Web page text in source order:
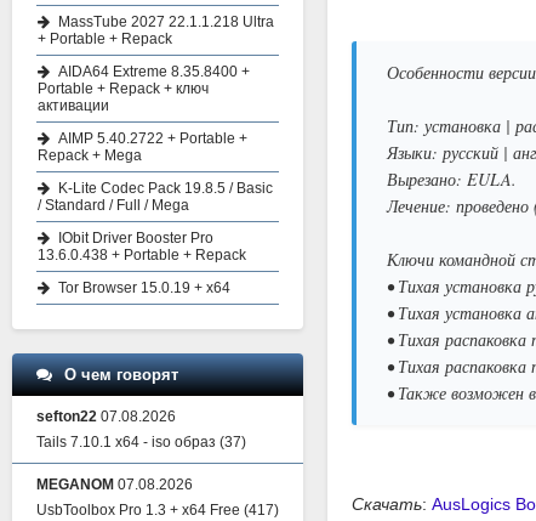
Особенности
Тип: установка |
Языки: русский |
Вырезано: EULA.
Лечение:
Ключи командной
• Тихая установка
• Тихая установка
• Тихая
• Тихая
• Также возможен
Скачать: AusLogics
MassTube 2027 22.1.1.218 Ultra
+ Portable + Repack
AIDA64 Extreme 8.35.8400 +
Portable + Repack + ключ
активации
AIMP 5.40.2722 + Portable +
Repack + Mega
K-Lite Codec Pack 19.8.5 / Basic
/ Standard / Full / Mega
IObit Driver Booster Pro
13.6.0.438 + Portable + Repack
Tor Browser 15.0.19 + x64
О чем говорят
sefton22 07.08.2026
Tails 7.10.1 x64 - iso образ (37)
MEGANOM 07.08.2026
UsbToolbox Pro 1.3 + x64 Free (417)